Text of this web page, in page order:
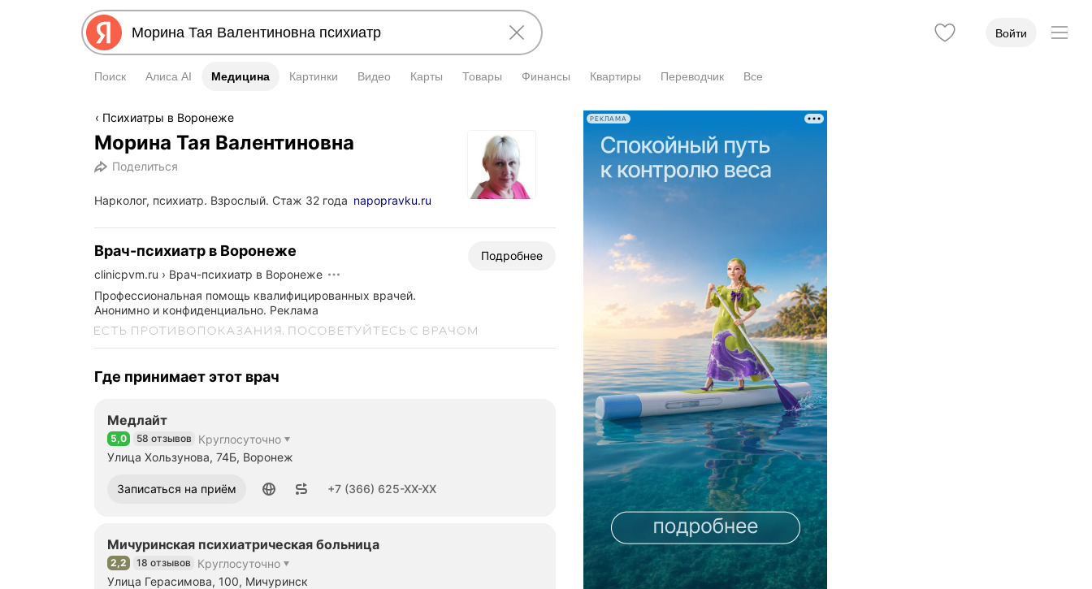
Войти
Поиск Алиса AI Медицина
Медицина Картинки Видео Карты Товары Финансы Квартиры Переводчик Все
Психиатры в Воронеже
Морина Тая Валентиновна
Поделиться
Нарколог, психиатр. Взрослый. Стаж 32 года napopravku.ru
Врач-психиатр в Воронеже
clinicpvm.ru › Врач-психиатр в Воронеже
Профессиональная помощь квалифицированных врачей.
Анонимно и конфиденциально. Реклама
Подробнее
Где принимает этот врач
Медлайт
Рейтинг 5,0 из 5
5,0 58 отзывов Круглосуточно
Улица Хользунова, 74Б, Воронеж
Записаться на приём
Номер телефона: +73666251605 +7 (366) 625-XX-XX
Мичуринская психиатрическая больница
Рейтинг 2,2 из 5
2,2 18 отзывов Круглосуточно
Улица Герасимова, 100, Мичуринск
РЕКЛАМА